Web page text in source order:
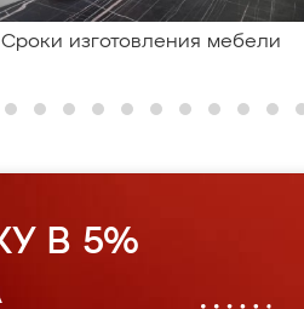
Сроки изготовления мебели
В 5%